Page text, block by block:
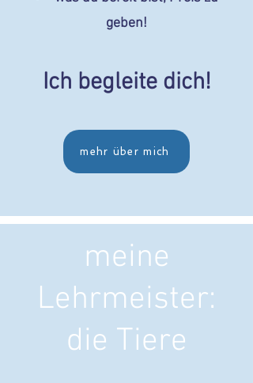
geben!
Ich begleite dich!
mehr über mich
meine
Lehrmeister:
die Tiere